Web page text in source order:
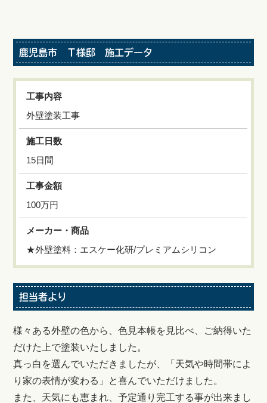
鹿児島市 Ｔ様邸 施工データ
工事内容
外壁塗装工事
施工日数
15日間
工事金額
100万円
メーカー・商品
★外壁塗料：エスケー化研/プレミアムシリコン
担当者より
様々ある外壁の色から、色見本帳を見比べ、ご納得いた
だけた上で塗装いたしました。
真っ白を選んでいただきましたが、「天気や時間帯によ
り家の表情が変わる」と喜んでいただけました。
また、天気にも恵まれ、予定通り完工する事が出来まし